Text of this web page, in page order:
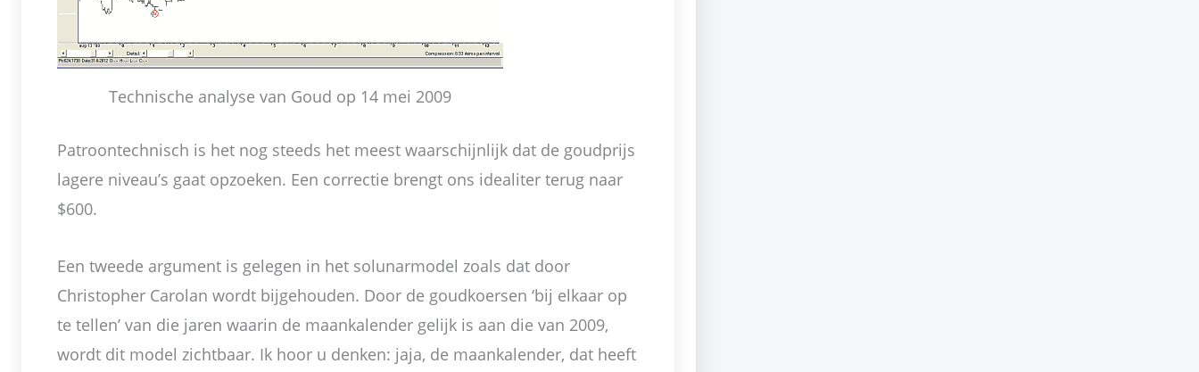
Technische analyse van Goud op 14 mei 2009
Patroontechnisch is het nog steeds het meest waarschijnlijk dat de goudprijs
lagere niveau’s gaat opzoeken. Een correctie brengt ons idealiter terug naar
$600.
Een tweede argument is gelegen in het solunarmodel zoals dat door
Christopher Carolan wordt bijgehouden. Door de goudkoersen ‘bij elkaar op
te tellen’ van die jaren waarin de maankalender gelijk is aan die van 2009,
wordt dit model zichtbaar. Ik hoor u denken: jaja, de maankalender, dat heeft